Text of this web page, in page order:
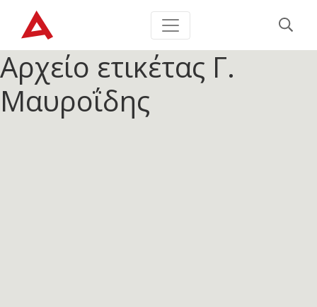
Αρχείο ετικέτας Γ.
Μαυροΐδης